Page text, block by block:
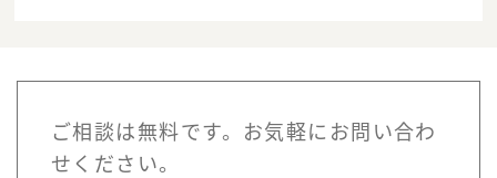
ご相談は無料です。お気軽にお問い合わ
せください。